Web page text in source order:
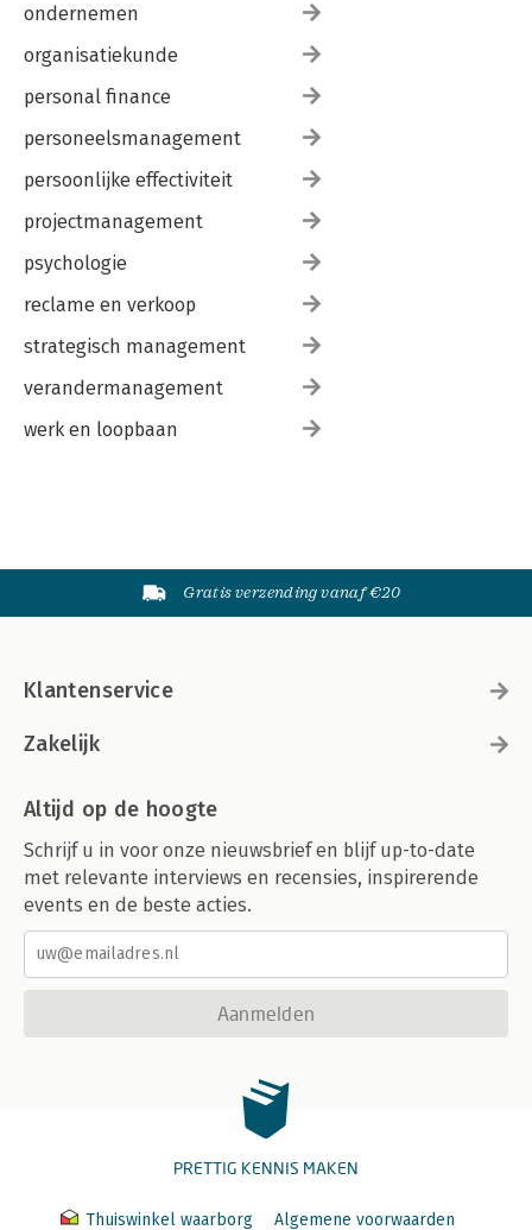
ondernemen
organisatiekunde
personal finance
personeelsmanagement
persoonlijke effectiviteit
projectmanagement
psychologie
reclame en verkoop
strategisch management
verandermanagement
werk en loopbaan
Gratis verzending vanaf €20
Klantenservice
Zakelijk
Altijd op de hoogte
Schrijf u in voor onze nieuwsbrief en blijf up-to-date
met relevante interviews en recensies, inspirerende
events en de beste acties.
Aanmelden
PRETTIG KENNIS MAKEN
Thuiswinkel waarborg Algemene voorwaarden